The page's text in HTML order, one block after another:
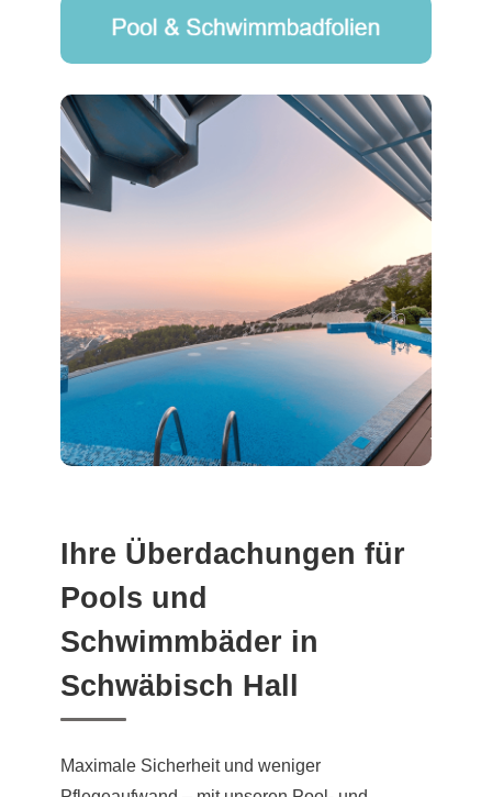
Ihre Überdachungen für
Pools und
Schwimmbäder in
Schwäbisch Hall
Maximale Sicherheit und weniger